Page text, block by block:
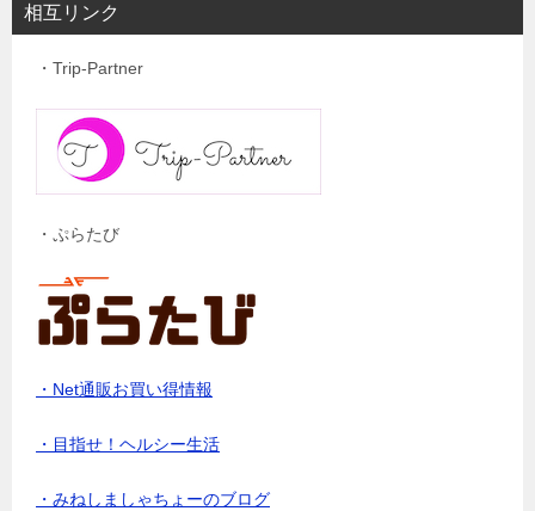
相互リンク
・Trip-Partner
・ぷらたび
・Net通販お買い得情報
・目指せ！ヘルシー生活
・みねしましゃちょーのブログ